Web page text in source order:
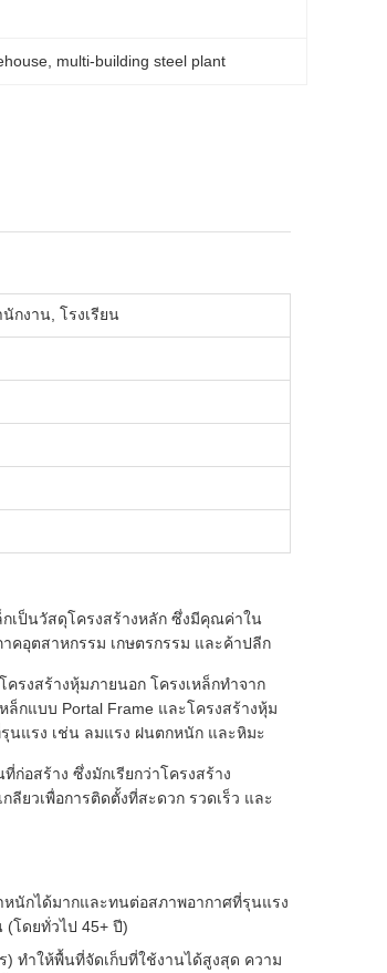
multi-building steel plant
กงาน, โรงเรียน
เป็นวัสดุโครงสร้างหลัก ซึ่งมีคุณค่าใน
คอุตสาหกรรม เกษตรกรรม และค้าปลีก
รงสร้างหุ้มภายนอก โครงเหล็กทำจาก
ล็กแบบ Portal Frame และโครงสร้างหุ้ม
นแรง เช่น ลมแรง ฝนตกหนัก และหิมะ
ก่อสร้าง ซึ่งมักเรียกว่าโครงสร้าง
ลียวเพื่อการติดตั้งที่สะดวก รวดเร็ว และ
นักได้มากและทนต่อสภาพอากาศที่รุนแรง
โดยทั่วไป 45+ ปี)
) ทำให้พื้นที่จัดเก็บที่ใช้งานได้สูงสุด ความ